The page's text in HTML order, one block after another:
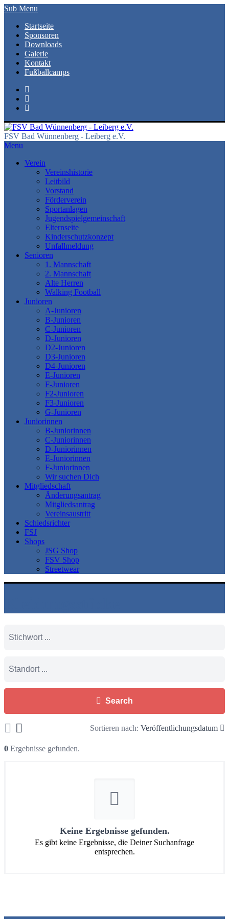
Sub Menu
Startseite
Sponsoren
Downloads
Galerie
Kontakt
Fußballcamps
FSV Bad Wünnenberg - Leiberg e.V.
Menu
Verein
Vereinshistorie
Leitbild
Vorstand
Förderverein
Sportanlagen
Jugendspielgemeinschaft
Elternseite
Kinderschutzkonzept
Unfallmeldung
Senioren
1. Mannschaft
2. Mannschaft
Alte Herren
Walking Football
Junioren
A-Junioren
B-Junioren
C-Junioren
D-Junioren
D2-Junioren
D3-Junioren
D4-Junioren
E-Junioren
F-Junioren
F2-Junioren
F3-Junioren
G-Junioren
Juniorinnen
B-Juniorinnen
C-Juniorinnen
D-Juniorinnen
E-Juniorinnen
F-Juniorinnen
Wir suchen Dich
Mitgliedschaft
Änderungsantrag
Mitgliedsantrag
Vereinsaustritt
Schiedsrichter
FSJ
Shops
JSG Shop
FSV Shop
Streetwear
Search
Sortieren nach: Veröffentlichungsdatum
0 Ergebnisse gefunden.
Keine Ergebnisse gefunden.
Es gibt keine Ergebnisse, die Deiner Suchanfrage
entsprechen.